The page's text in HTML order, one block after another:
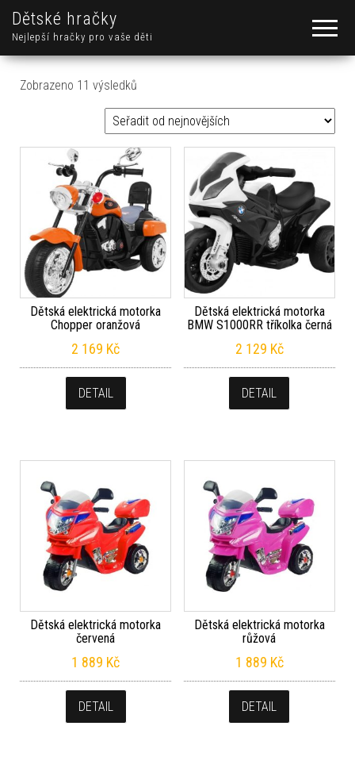
Dětské hračky
Nejlepší hračky pro vaše děti
Zobrazeno 11 výsledků
Dětská elektrická motorka
Chopper oranžová
2 169 Kč
DETAIL
Dětská elektrická motorka
BMW S1000RR tříkolka černá
2 129 Kč
DETAIL
Dětská elektrická motorka
červená
1 889 Kč
DETAIL
Dětská elektrická motorka
růžová
1 889 Kč
DETAIL